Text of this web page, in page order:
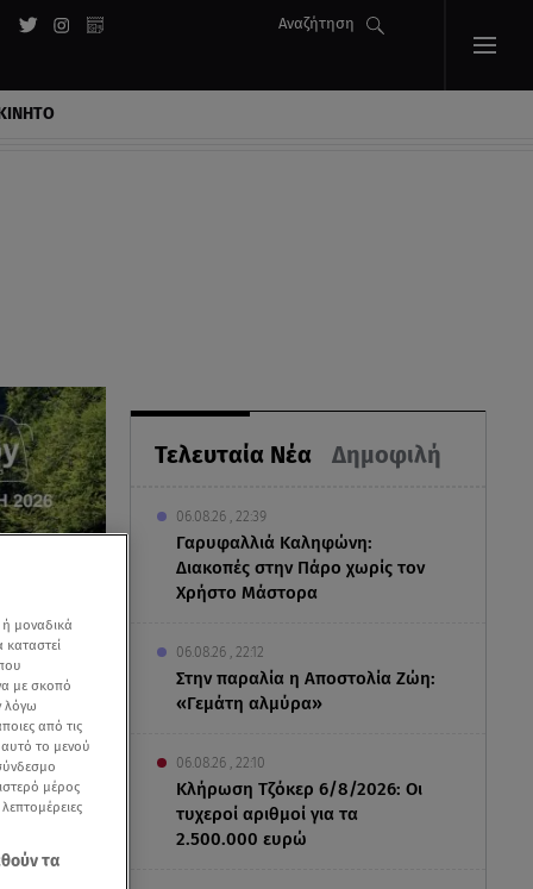
Αναζήτηση
Τελευταία Νέα Δημοφιλή
06.08.26 , 22:39
Γαρυφαλλιά Καληφώνη:
Διακοπές στην Πάρο χωρίς τον
Χρήστο Μάστορα
06.08.26 , 22:12
Στην παραλία η Αποστολία Ζώη:
«Γεμάτη αλμύρα»
06.08.26 , 22:10
Κλήρωση Τζόκερ 6/8/2026: Οι
τυχεροί αριθμοί για τα
2.500.000 ευρώ
μοναδικά
με σκοπό
λόγω
από τις
αυτό το μενού
μέρος
τα